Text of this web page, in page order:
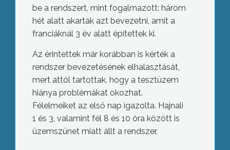
be a rendszert, mint fogalmazott: három
hét alatt akarták azt bevezetni, amit a
franciáknál 3 év alatt építettek ki.
Az érintettek már korábban is kérték a
rendszer bevezetésének elhalasztását,
mert attól tartottak, hogy a tesztüzem
hiánya problémákat okozhat.
Félelmeiket az első nap igazolta. Hajnali
1 és 3, valamint fél 8 és 10 óra között is
üzemszünet miatt állt a rendszer.